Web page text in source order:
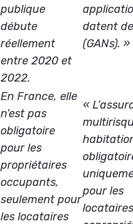
publique
débute
réellement
entre 2020 et
2022.
datent
(GANs). »
En France, elle
n’est pas
obligatoire
pour les
propriétaires
occupants,
seulement pour
les locataires
«
pour les